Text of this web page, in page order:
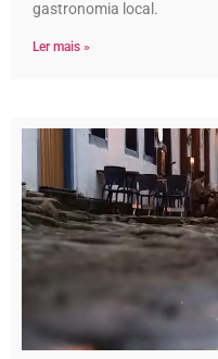
gastronomia local.
Ler mais »